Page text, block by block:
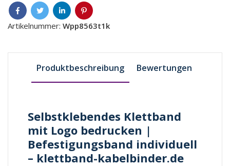
Artikelnummer: Wpp8563t1k
Produktbeschreibung Bewertungen
Selbstklebendes Klettband
mit Logo bedrucken |
Befestigungsband individuell
– klettband-kabelbinder.de